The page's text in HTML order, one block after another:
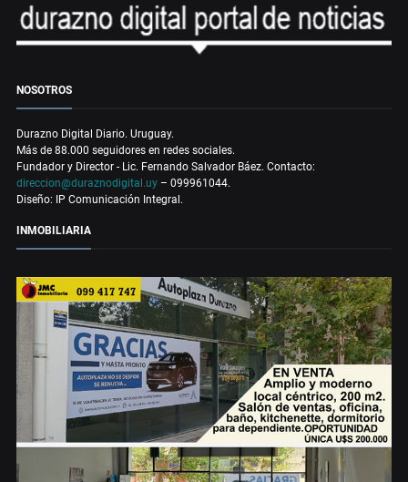
NOSOTROS
Durazno Digital Diario. Uruguay.
Más de 88.000 seguidores en redes sociales.
Fundador y Director - Lic. Fernando Salvador Báez. Contacto:
direccion@duraznodigital.uy – 099961044.
Diseño: IP Comunicación Integral.
INMOBILIARIA